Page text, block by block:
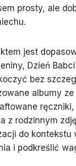
prosty, ale
jest
Dzień
bez
albumy
z rodzinnym
do
i podkreślić